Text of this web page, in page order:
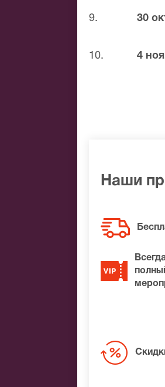
9. 30
10. 4
Наши